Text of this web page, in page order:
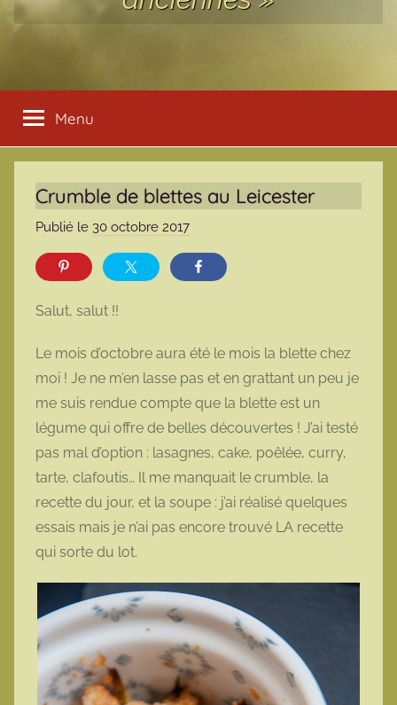
Menu
Crumble de blettes au Leicester
Publié le 30 octobre 2017
a
o
t
t
e
Salut, salut !!
Le mois d’octobre aura été le mois la blette chez
moi ! Je ne m’en lasse pas et en grattant un peu je
me suis rendue compte que la blette est un
légume qui offre de belles découvertes ! J’ai testé
pas mal d’option : lasagnes, cake, poêlée, curry,
tarte, clafoutis… Il me manquait le crumble, la
recette du jour, et la soupe : j’ai réalisé quelques
essais mais je n’ai pas encore trouvé LA recette
qui sorte du lot.